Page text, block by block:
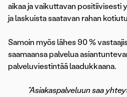
aikaa ja vaikuttavan positiivisesti
ja laskuista saatavan rahan
Samoin myös lähes 90 %
saamaansa palvelua
palveluviestintää laadukkaana.
”Asiakaspalveluun saa